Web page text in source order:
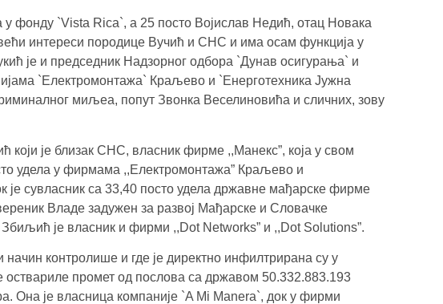
фонду `Vista Rica`, а 25 посто Војислав Недић, отац Новака
интереси породице Вучић и СНС и има осам функција у
је и председник Надзорног одбора `Дунав осигурања` и
`Електромонтажа` Краљево и `Енерготехника Јужна
миљеа, попут Звонка Веселиновића и сличних, зову
је близак СНС, власник фирме ,,Манекс”, која у свом
удела у фирмама ,,Електромонтажа” Краљево и
је сувласник са 33,40 посто удела државне мађарске фирме
Владе задужен за развој Мађарске и Словачке
је власник и фирми ,,Dot Networks” и ,,Dot Solutions”.
контролише и где је директно инфилтрирана су у
оствариле промет од послова са државом 50.332.883.193
Она је власница компаније `A Mi Manera`, док у фирми